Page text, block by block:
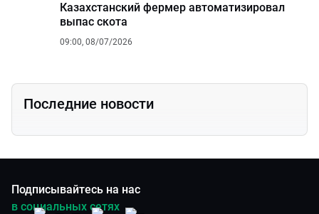
Казахстанский фермер автоматизировал
выпас скота
09:00, 08/07/2026
Последние новости
Подписывайтесь на нас
в социальных сетях